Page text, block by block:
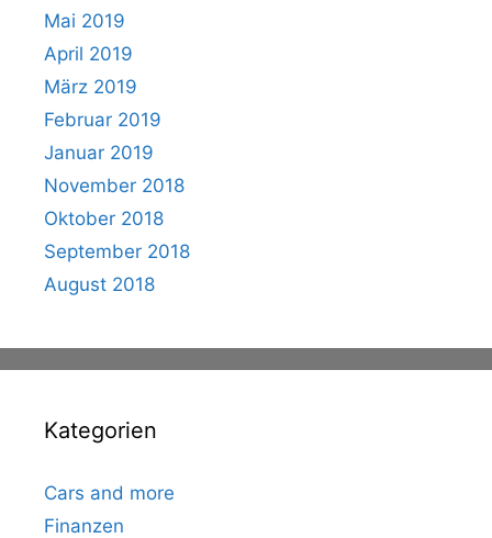
Mai 2019
April 2019
März 2019
Februar 2019
Januar 2019
November 2018
Oktober 2018
September 2018
August 2018
Kategorien
Cars and more
Finanzen